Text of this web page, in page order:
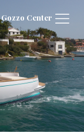
Gozzo Center